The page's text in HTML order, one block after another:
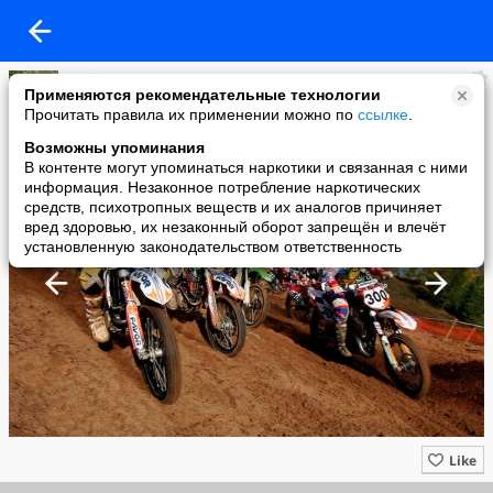
Применяются рекомендательные технологии
Прочитать правила их применении можно по ссылке
Возможны упоминания
В контенте могут упоминаться наркотики и связанная с ними
информация. Незаконное потребление наркотических
средств, психотропных веществ и их аналогов причиняет
вред здоровью, их незаконный оборот запрещён и влечёт
установленную законодательством ответственность
Любители мотоспорта!!!
added a photo
19 Jul в 17:31
Like